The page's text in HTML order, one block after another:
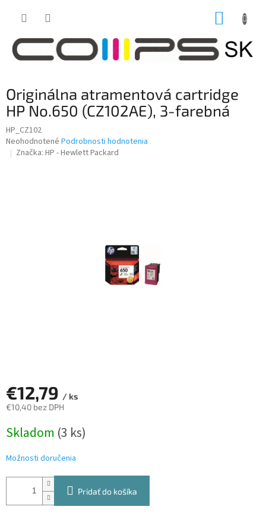
Originálna atramentová cartridge
HP No.650 (CZ102AE), 3-farebná
HP_CZ102
Priemerné
hodnotenie
Neohodnotené Podrobnosti hodnotenia
Značka: HP - Hewlett Packard
€12,79 / ks
€10,40 bez DPH
cena:
Skladom (3 ks)
Možnosti doručenia
Pridať do košíka